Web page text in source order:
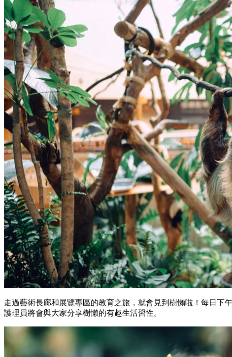
走過藝術長廊和展覽專區的教育之旅，就會見到樹懶啦！每日下
護理員將會與大家分享樹懶的有趣生活習性。